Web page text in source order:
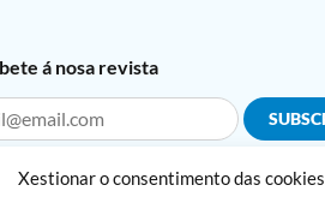
Xestionar o consentimento das cookies
á nosa revista
legal sobre a Protección de datos*